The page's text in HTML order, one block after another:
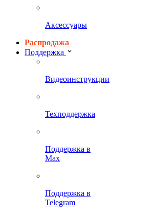
Аксессуары
Распродажа
Поддержка
Видеоинструкции
Техподдержка
Поддержка в
Max
Поддержка в
Telegram